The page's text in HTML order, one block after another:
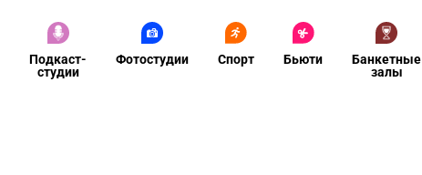
Подкаст-
студии
Фотостудии Спорт Бьюти
Банкетные
залы